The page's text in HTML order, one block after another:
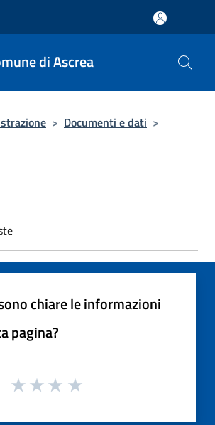
di Ascrea
> Documenti e dati >
chiare le informazioni
pagina?